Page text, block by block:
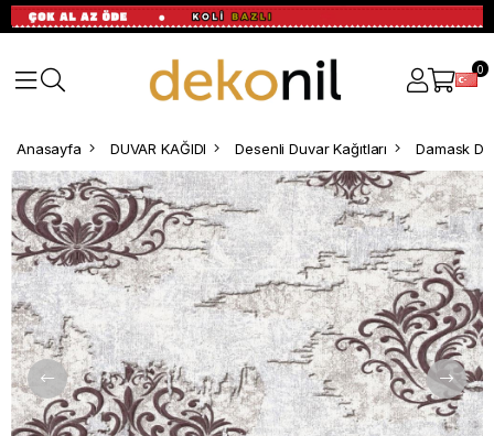
0
Anasayfa DUVAR KAĞIDI Desenli Duvar Kağıtları Damask